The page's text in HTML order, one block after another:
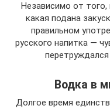
Независимо от
какая подана
правильном
русского напитка —
Водка в
Долгое время